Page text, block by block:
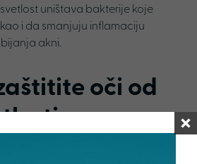
uništava bakterije koje
i da smanjuju inflamaciju
akni.
oči od